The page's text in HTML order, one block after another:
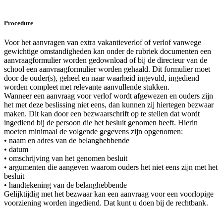
Procedure
Voor het aanvragen van extra vakantieverlof of verlof vanwege
gewichtige omstandigheden kan onder de rubriek documenten een
aanvraagformulier worden gedownload of bij de directeur van de
school een aanvraagformulier worden gehaald. Dit formulier moet
door de ouder(s), geheel en naar waarheid ingevuld, ingediend
worden compleet met relevante aanvullende stukken.
Wanneer een aanvraag voor verlof wordt afgewezen en ouders zijn
het met deze beslissing niet eens, dan kunnen zij hiertegen bezwaar
maken. Dit kan door een bezwaarschrift op te stellen dat wordt
ingediend bij de persoon die het besluit genomen heeft. Hierin
moeten minimaal de volgende gegevens zijn opgenomen:
• naam en adres van de belanghebbende
• datum
• omschrijving van het genomen besluit
• argumenten die aangeven waarom ouders het niet eens zijn met het
besluit
• handtekening van de belanghebbende
Gelijktijdig met het bezwaar kan een aanvraag voor een voorlopige
voorziening worden ingediend. Dat kunt u doen bij de rechtbank.